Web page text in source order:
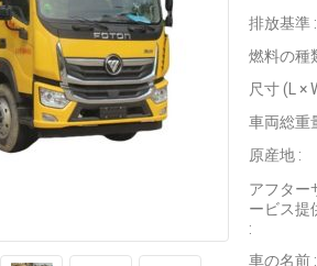
排放基準 :
燃料の種
尺寸 (L ×
車両総重
原産地 :
アフター
ービス提
:
車の名前 :